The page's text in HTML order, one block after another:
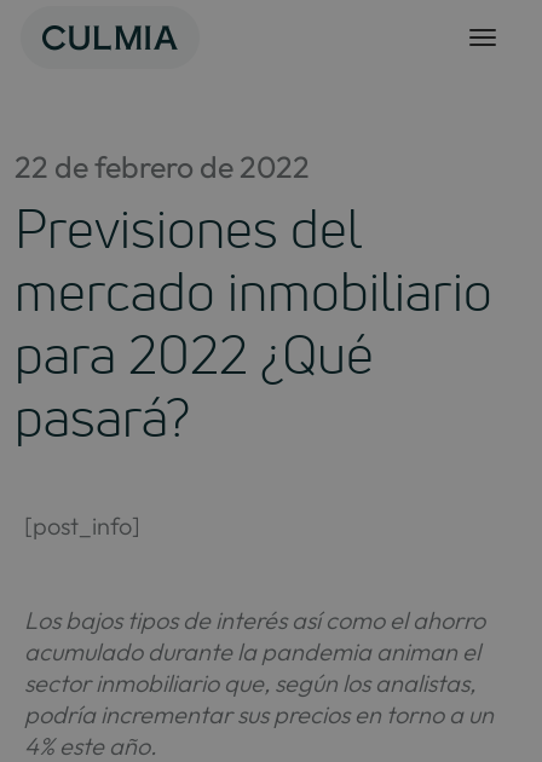
22 de febrero de 2022
Previsiones del
mercado inmobiliario
para 2022 ¿Qué
pasará?
[post_info]
Los bajos tipos de interés así como el ahorro
acumulado durante la pandemia animan el
sector inmobiliario que, según los analistas,
podría incrementar sus precios en torno a un
4% este año.